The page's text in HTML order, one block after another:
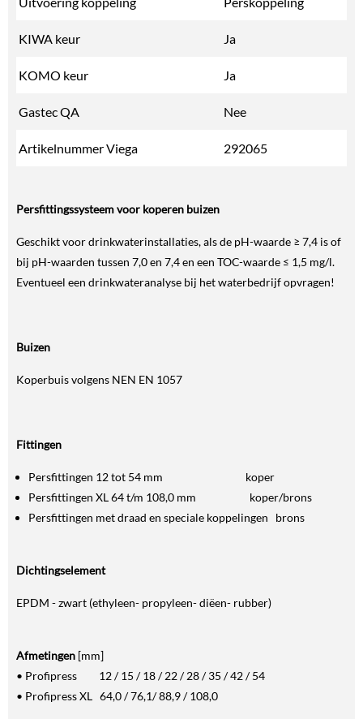
KIWA keur Ja
KOMO keur Ja
Gastec QA Nee
Artikelnummer Viega 292065
Persfittingssysteem voor koperen buizen
Geschikt voor drinkwaterinstallaties, als de pH-waarde ≥ 7,4 is of
bij pH-waarden tussen 7,0 en 7,4 en een TOC-waarde ≤ 1,5 mg/l.
Eventueel een drinkwateranalyse bij het waterbedrijf opvragen!
Buizen
Koperbuis volgens NEN EN 1057
Fittingen
Persfittingen 12 tot 54 mm koper
Persfittingen XL 64 t/m 108,0 mm koper/brons
Persfittingen met draad en speciale koppelingen brons
Dichtingselement
EPDM - zwart (ethyleen- propyleen- diëen- rubber)
Afmetingen [mm]
• Profipress 12 / 15 / 18 / 22 / 28 / 35 / 42 / 54
• Profipress XL 64,0 / 76,1/ 88,9 / 108,0